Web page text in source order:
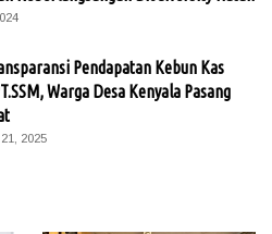
Pendapatan Kebun Kas
Warga Desa Kenyala Pasang
2025